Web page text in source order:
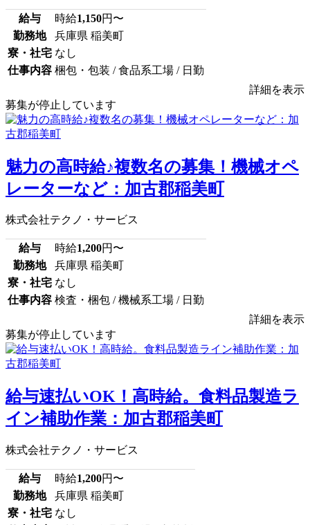
給与 時給1,150円〜
勤務地
兵庫県 稲美町
寮・社宅 なし
仕事内容 梱包・包装 / 食品系工場 / 日勤
詳細を表示
募集が停止しています
魅力の高時給♪複数名の募集！機械オペ
レーターなど：加古郡稲美町
株式会社テクノ・サービス
給与 時給1,200円〜
勤務地
兵庫県 稲美町
寮・社宅 なし
仕事内容 検査・梱包 / 機械系工場 / 日勤
詳細を表示
募集が停止しています
給与速払いOK！高時給。食料品製造ラ
イン補助作業：加古郡稲美町
株式会社テクノ・サービス
給与 時給1,200円〜
勤務地
兵庫県 稲美町
寮・社宅 なし